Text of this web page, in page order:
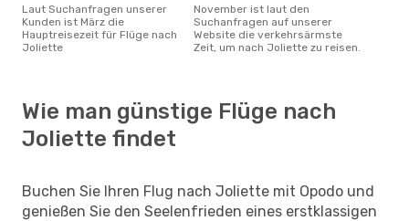
Laut Suchanfragen unserer
Kunden ist März die
Hauptreisezeit für Flüge nach
Joliette
November ist laut den
Suchanfragen auf unserer
Website die verkehrsärmste
Zeit, um nach Joliette zu reisen.
Wie man günstige Flüge nach
Joliette findet
Buchen Sie Ihren Flug nach Joliette mit Opodo und
genießen Sie den Seelenfrieden eines erstklassigen